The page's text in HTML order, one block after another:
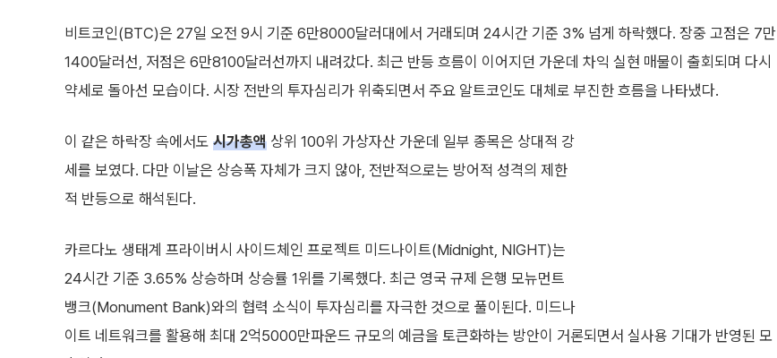
비트코인(BTC)은 27일 오전 9시 기준 6만8000달러대에서 거래되며 24시간 기준 3% 넘게 하락했다. 장중 고점은 7만
1400달러선, 저점은 6만8100달러선까지 내려갔다. 최근 반등 흐름이 이어지던 가운데 차익 실현 매물이 출회되며 다시
약세로 돌아선 모습이다. 시장 전반의 투자심리가 위축되면서 주요 알트코인도 대체로 부진한 흐름을 나타냈다.
이 같은 하락장 속에서도 시가총액 상위 100위 가상자산 가운데 일부 종목은 상대적 강
세를 보였다. 다만 이날은 상승폭 자체가 크지 않아, 전반적으로는 방어적 성격의 제한
적 반등으로 해석된다.
카르다노 생태계 프라이버시 사이드체인 프로젝트 미드나이트(Midnight, NIGHT)는
24시간 기준 3.65% 상승하며 상승률 1위를 기록했다. 최근 영국 규제 은행 모뉴먼트
뱅크(Monument Bank)와의 협력 소식이 투자심리를 자극한 것으로 풀이된다. 미드나
이트 네트워크를 활용해 최대 2억5000만파운드 규모의 예금을 토큰화하는 방안이 거론되면서 실사용 기대가 반영된 모